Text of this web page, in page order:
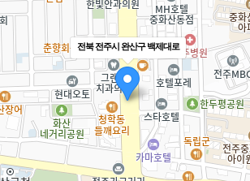
전북 전주시 완산구 백제대로